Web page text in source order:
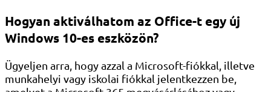
Hogyan aktiválhatom az Office-t egy új
Windows 10-es eszközön?
Ügyeljen arra, hogy azzal a Microsoft-fiókkal, illetve
munkahelyi vagy iskolai fiókkal jelentkezzen be,